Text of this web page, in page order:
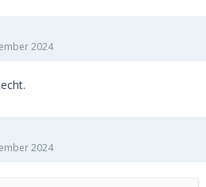
2024
2024